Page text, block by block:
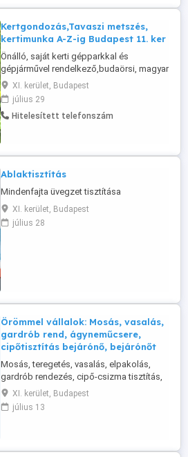
kizárólag csak magánszemélyek részére
kiemelten ...
Kertgondozás,Tavaszi metszés,
kertimunka A-Z-ig Budapest 11. ker
Önálló, saját kerti gépparkkal és
gépjárművel rendelkező,budaörsi, magyar
fiatalember vállal kerti munkát az alábbi
területeken ! Budaörs, Biatorbágy,
Törökbálint, Budapest 11. kerület, 12.
kerület, 22. kerület, Páty, Telki,
XI. kerület, Budapest
július 29
Hitelesített telefonszám
Ablaktisztítás
Mindenfajta üvegzet tisztítása
XI. kerület, Budapest
július 28
Örömmel vállalok: Mosás, vasalás,
gardrób rend, ágyneműcsere,
cipőtisztítás bejárónő, bejárónőt
Mosás, teregetés, vasalás, elpakolás,
gardrób rendezés, cipő-csizma tisztítás,
ágyneműcsere stb. Nagy örömmel végzek
ilyen tevékenységeket
magánszemélyeknél - kisebb és akár
vasaló budapesti 40-es férfi vagyok.
XI. kerület, Budapest
július 13